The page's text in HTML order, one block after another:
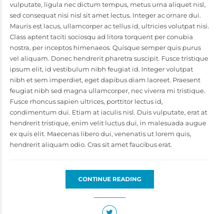
vulputate, ligula nec dictum tempus, metus urna aliquet nisl,
sed consequat nisi nisl sit amet lectus. Integer ac ornare dui.
Mauris est lacus, ullamcorper ac tellus id, ultricies volutpat nisi.
Class aptent taciti sociosqu ad litora torquent per conubia
nostra, per inceptos himenaeos. Quisque semper quis purus
vel aliquam. Donec hendrerit pharetra suscipit. Fusce tristique
ipsum elit, id vestibulum nibh feugiat id. Integer volutpat
nibh et sem imperdiet, eget dapibus diam laoreet. Praesent
feugiat nibh sed magna ullamcorper, nec viverra mi tristique.
Fusce rhoncus sapien ultrices, porttitor lectus id,
condimentum dui. Etiam at iaculis nisl. Duis vulputate, erat at
hendrerit tristique, enim velit luctus dui, in malesuada augue
ex quis elit. Maecenas libero dui, venenatis ut lorem quis,
hendrerit aliquam odio. Cras sit amet faucibus erat.
CONTINUE READING